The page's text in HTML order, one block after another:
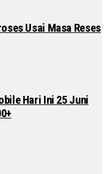
Usai Masa Reses
Hari Ini 25 Juni